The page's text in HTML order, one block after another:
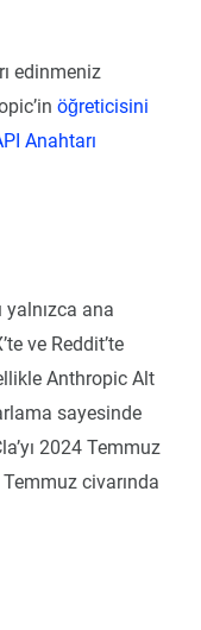
edinmeniz
öğreticisini
Anahtarı
yalnızca ana
ve Reddit’te
Anthropic Alt
sayesinde
2024 Temmuz
Temmuz civarında